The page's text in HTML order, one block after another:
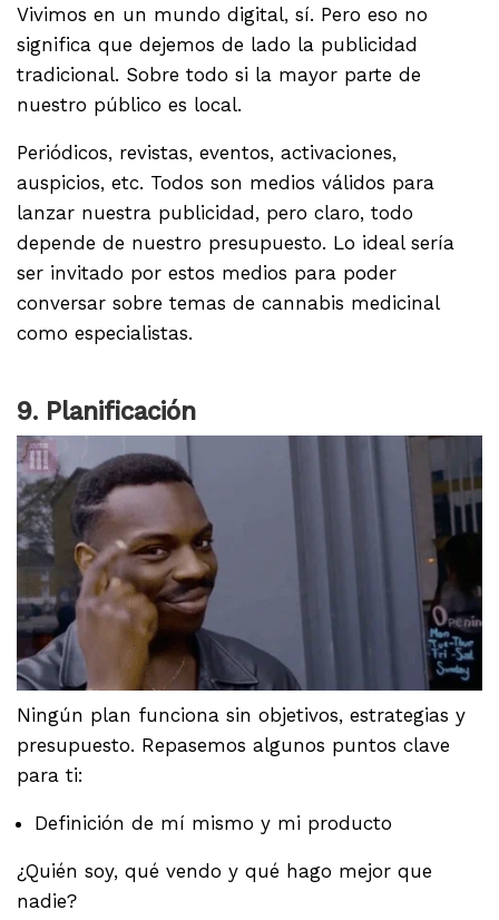
Vivimos en un mundo digital, sí. Pero eso no
significa que dejemos de lado la publicidad
tradicional. Sobre todo si la mayor parte de
nuestro público es local.
Periódicos, revistas, eventos, activaciones,
auspicios, etc. Todos son medios válidos para
lanzar nuestra publicidad, pero claro, todo
depende de nuestro presupuesto. Lo ideal sería
ser invitado por estos medios para poder
conversar sobre temas de cannabis medicinal
como especialistas.
9. Planificación
Ningún plan funciona sin objetivos, estrategias y
presupuesto. Repasemos algunos puntos clave
para ti:
Definición de mí mismo y mi producto
¿Quién soy, qué vendo y qué hago mejor que
nadie?